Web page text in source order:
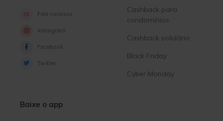
Fale conosco
Instagram
Facebook
Twitter
Cashback para
condomínios
Cashback solidário
Black Friday
Cyber Monday
Baixe o app